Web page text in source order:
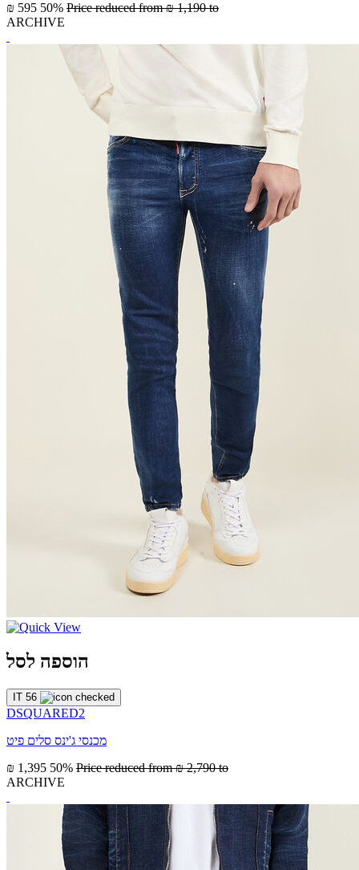
₪ 595 50% Price reduced from₪ 1,190 to
ARCHIVE
הוספה לסל
IT 56
DSQUARED2
מכנסי ג'ינס סלים פיט
₪ 1,395 50% Price reduced from₪ 2,790 to
ARCHIVE